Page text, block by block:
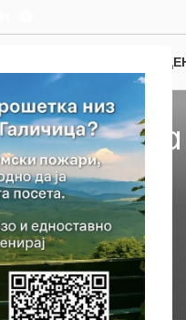
заштита
на
2023